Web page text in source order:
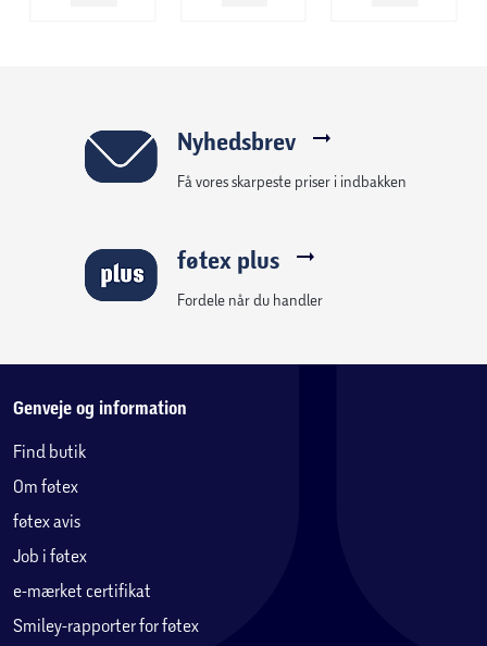
Mål: B: 40,4 x H: 49,5 x D: 40 cm
Antal hylder:
Maksimal belastning topplade og hylde:
Et kompakt og funktionelt natbord med praktisk
Nyhedsbrev
Få vores skarpeste priser i indbakken
føtex plus
Fordele når du handler
Genveje og information
Find butik
Om føtex
føtex avis
Job i føtex
e-mærket certifikat
Smiley-rapporter for føtex